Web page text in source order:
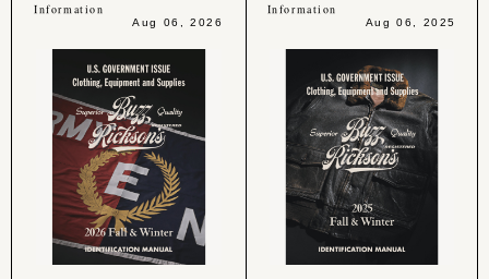
Information
Aug 06, 2026
Information
Aug 06, 2025